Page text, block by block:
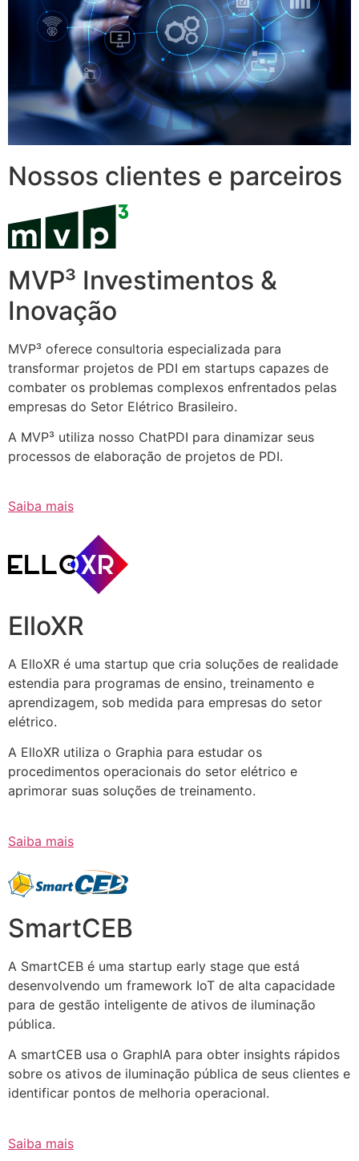
Nossos clientes e parceiros
MVP³ Investimentos &
Inovação
MVP³ oferece consultoria especializada para
transformar projetos de PDI em startups capazes de
combater os problemas complexos enfrentados pelas
empresas do Setor Elétrico Brasileiro.
A MVP³ utiliza nosso ChatPDI para dinamizar seus
processos de elaboração de projetos de PDI.
Saiba mais
ElloXR
A ElloXR é uma startup que cria soluções de realidade
estendia para programas de ensino, treinamento e
aprendizagem, sob medida para empresas do setor
elétrico.
A ElloXR utiliza o Graphia para estudar os
procedimentos operacionais do setor elétrico e
aprimorar suas soluções de treinamento.
Saiba mais
SmartCEB
A SmartCEB é uma startup early stage que está
desenvolvendo um framework IoT de alta capacidade
para de gestão inteligente de ativos de iluminação
pública.
A smartCEB usa o GraphIA para obter insights rápidos
sobre os ativos de iluminação pública de seus clientes e
identificar pontos de melhoria operacional.
Saiba mais